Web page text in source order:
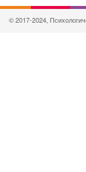
© 2017-2024,